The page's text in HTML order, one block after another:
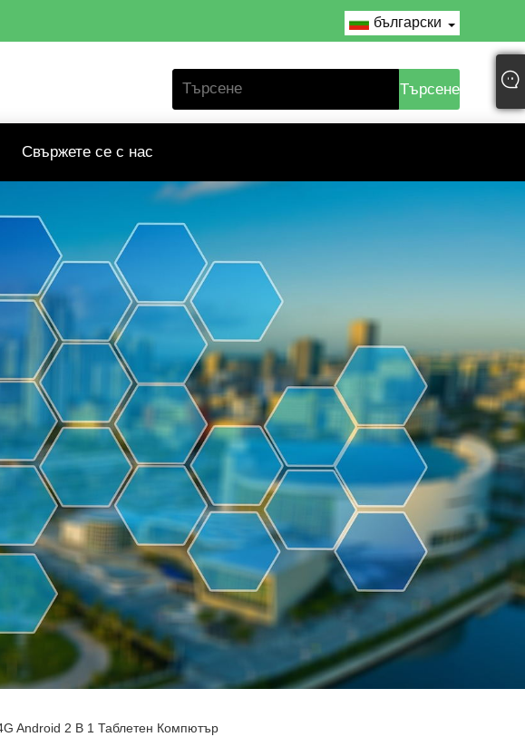
български
Свържете се с нас
Android 2 В 1 Таблетен Компютър